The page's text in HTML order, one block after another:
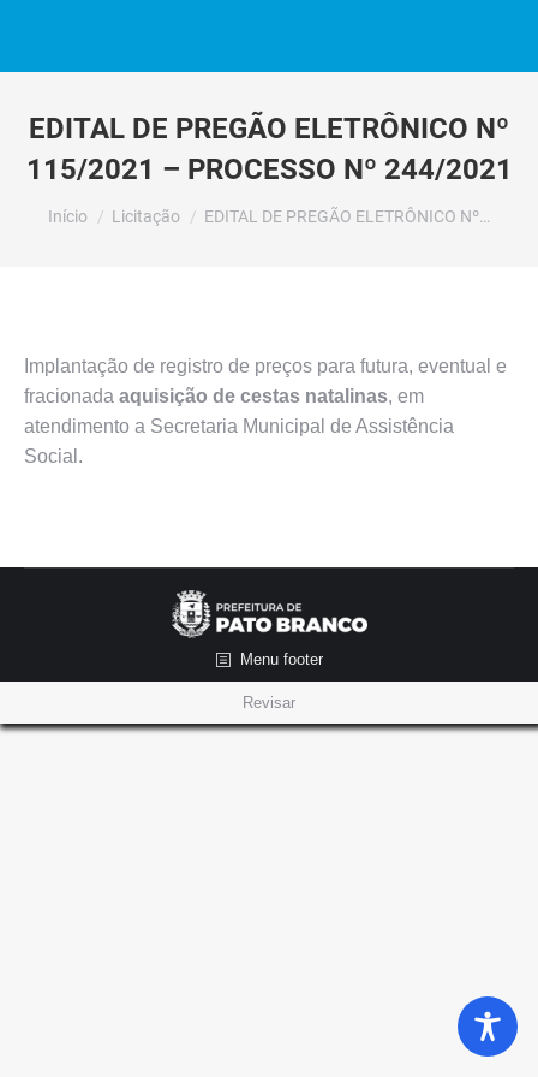
EDITAL DE PREGÃO ELETRÔNICO Nº
115/2021 – PROCESSO Nº 244/2021
Você está aqui:
Início Licitação EDITAL DE PREGÃO ELETRÔNICO Nº…
Implantação de registro de preços para futura, eventual e
fracionada aquisição de cestas natalinas, em
atendimento a Secretaria Municipal de Assistência
Social.
Menu footer
Revisar